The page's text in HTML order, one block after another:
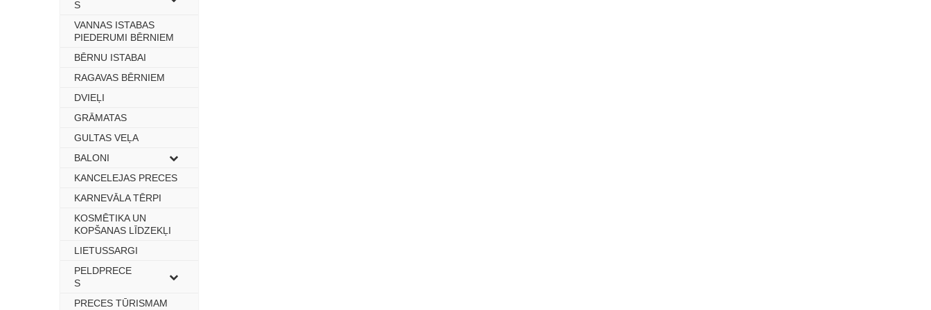
S
VANNAS ISTABAS
PIEDERUMI BĒRNIEM
–
BĒRNU ISTABAI
–
RAGAVAS BĒRNIEM
–
DVIEĻI
–
GRĀMATAS
–
GULTAS VEĻA
–
BALONI
–
KANCELEJAS PRECES
–
KARNEVĀLA TĒRPI
–
KOSMĒTIKA UN
KOPŠANAS LĪDZEKĻI
–
LIETUSSARGI
–
PELDPRECE
S
–
PRECES TŪRISMAM
–